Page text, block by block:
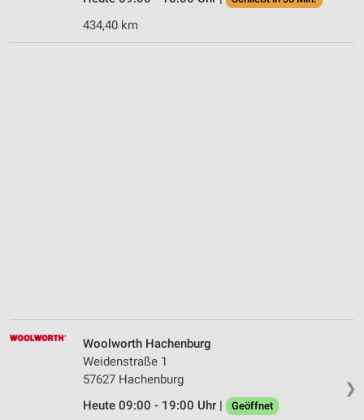
434,40 km
❯
Woolworth Hachenburg
Weidenstraße 1
57627 Hachenburg
Heute 09:00 - 19:00 Uhr |
Geöffnet